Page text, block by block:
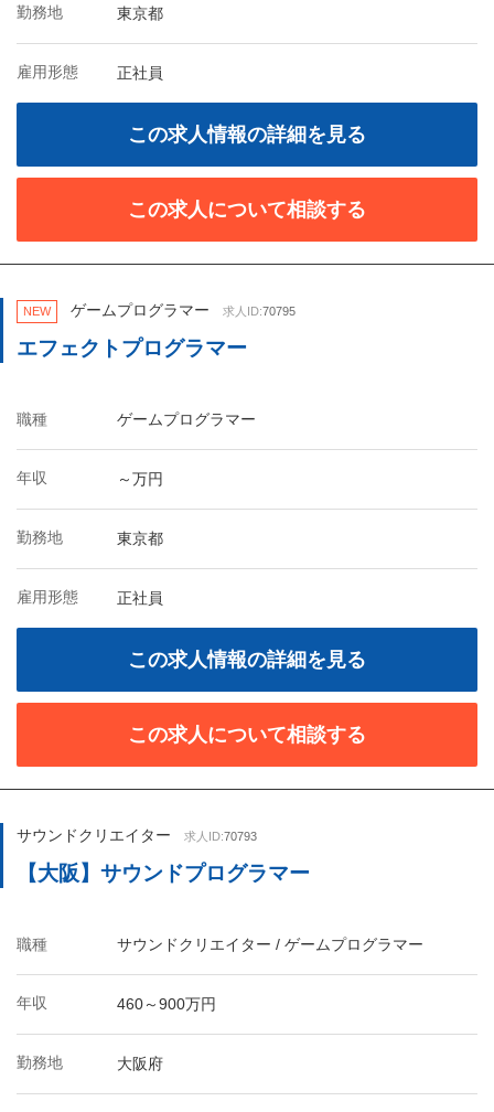
勤務地 東京都
雇用形態 正社員
この求人情報の詳細を見る
この求人について相談する
NEW ゲームプログラマー 求人ID:70795
エフェクトプログラマー
職種 ゲームプログラマー
年収 ～万円
勤務地 東京都
雇用形態 正社員
この求人情報の詳細を見る
この求人について相談する
サウンドクリエイター 求人ID:70793
【大阪】サウンドプログラマー
職種 サウンドクリエイター / ゲームプログラマー
年収 460～900万円
勤務地 大阪府